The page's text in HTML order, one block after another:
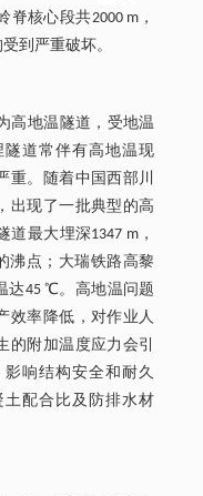
核心段共2000 m，
到严重破坏。
高地温隧道，受地温
道常伴有高地温现
重。随着中国西部川
出现了一批典型的高
最大埋深1347 m，
沸点；大瑞铁路高黎
达45 ℃。高地温问题
效率降低，对作业人
的附加温度应力会引
响结构安全和耐久
配合比及防排水材